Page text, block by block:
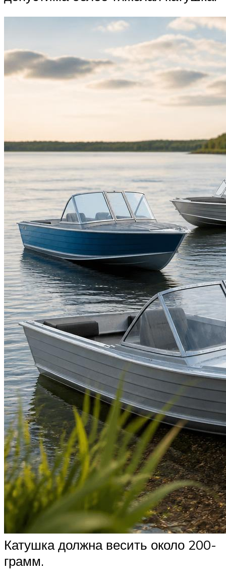
Катушка должна весить около 200-
грамм.